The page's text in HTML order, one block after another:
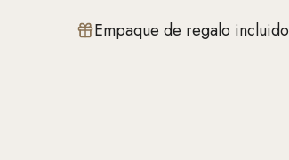
Empaque de regalo incluido